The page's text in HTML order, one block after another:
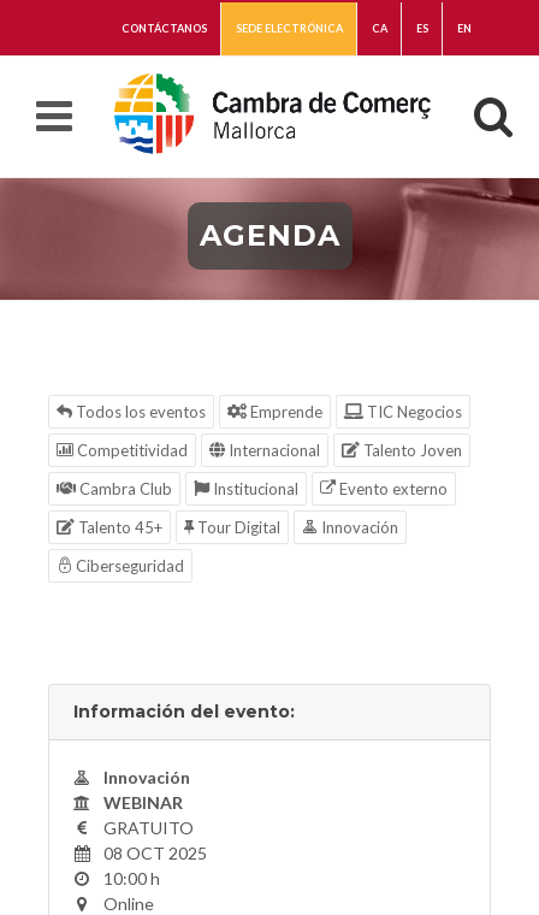
CONTÁCTANOS SEDE ELECTRÓNICA CA ES EN
AGENDA
Todos los eventos Emprende
TIC Negocios
Competitividad
Internacional
Talento Joven
Cambra Club
Institucional
Evento externo
Talento 45+
Tour Digital
Innovación
Ciberseguridad
Información del evento:
Innovación
WEBINAR
GRATUITO
08 OCT 2025
10:00 h
Online